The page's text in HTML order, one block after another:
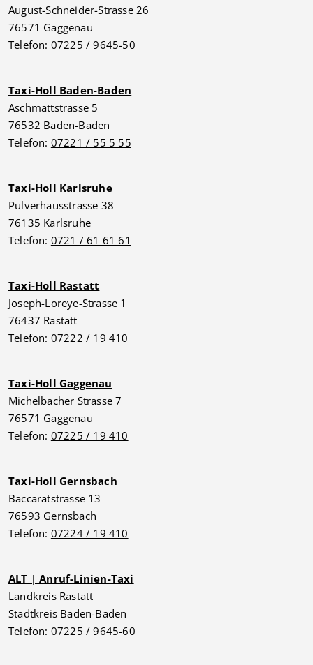
August-Schneider-Strasse 26
76571 Gaggenau
Telefon: 07225 / 9645-50
Taxi-Holl Baden-Baden
Aschmattstrasse 5
76532 Baden-Baden
Telefon: 07221 / 55 5 55
Taxi-Holl Karlsruhe
Pulverhausstrasse 38
76135 Karlsruhe
Telefon: 0721 / 61 61 61
Taxi-Holl Rastatt
Joseph-Loreye-Strasse 1
76437 Rastatt
Telefon: 07222 / 19 410
Taxi-Holl Gaggenau
Michelbacher Strasse 7
76571 Gaggenau
Telefon: 07225 / 19 410
Taxi-Holl Gernsbach
Baccaratstrasse 13
76593 Gernsbach
Telefon: 07224 / 19 410
ALT | Anruf-Linien-Taxi
Landkreis Rastatt
Stadtkreis Baden-Baden
Telefon: 07225 / 9645-60